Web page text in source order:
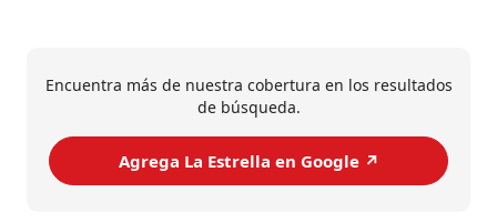
Encuentra más de nuestra cobertura en los resultados
de búsqueda.
Agrega La Estrella en Google ↗️